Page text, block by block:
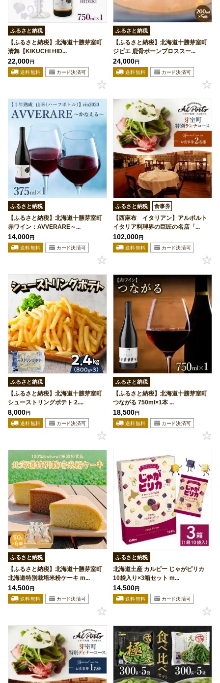
ふるさと納税
【ふるさと納税】北海道十勝芽室町
清舞【KIKUCHI HID...
22,000円
ふるさと納税
【ふるさと納税】北海道十勝芽室町
ジビエ 鹿骨ボーンブロススー...
24,000円
ふるさと納税
【ふるさと納税】北海道十勝芽室町
赤ワイン：AVVERARE～...
14,000円
ふるさと納税 食事券
【西麻布 イタリアン】アルポルト
イタリア料理界の巨匠の名店「...
102,000円
ふるさと納税
【ふるさと納税】北海道十勝芽室町
シューストリングポテト 2....
8,000円
ふるさと納税
【ふるさと納税】北海道十勝芽室町
つながる 750ml×1本 ...
18,500円
ふるさと納税
【ふるさと納税】北海道十勝芽室町
北海道特別栽培米粉ケーキ m...
14,500円
ふるさと納税
北海道土産 カルビー じゃがピリカ
10袋入り×3箱セット m...
14,500円